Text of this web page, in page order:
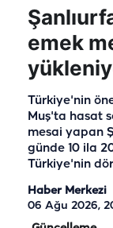
emek
Türkiye'nin
Muş'ta hasat
mesai yapan
günde 10 ila
Türkiye'nin dört
Haber Merkezi
06 Ağu 2026,